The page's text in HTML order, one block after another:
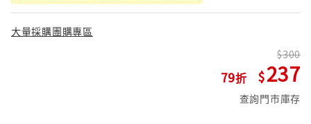
大量採購團購專區
79
300
237
查詢門市庫存